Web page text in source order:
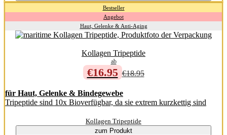
Bestseller
Angebot
Haut, Gelenke & Anti-Aging
Kollagen Tripeptide
ab
€16.95 €18.95
für Haut, Gelenke & Bindegewebe
Tripeptide sind 10x Bioverfügbar, da sie extrem kurzkettig sind
Kollagen Tripeptide
zum Produkt